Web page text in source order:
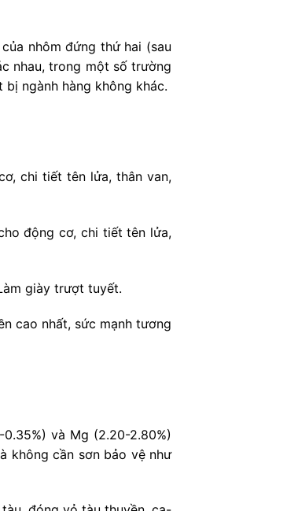
nhôm đứng thứ hai (sau
nhau, trong một số trường
ngành hàng không khác.
chi tiết tên lửa, thân van,
động cơ, chi tiết tên lửa,
giày trượt tuyết.
cao nhất, sức mạnh tương
và Mg (2.20-2.80%)
không cần sơn bảo vệ như